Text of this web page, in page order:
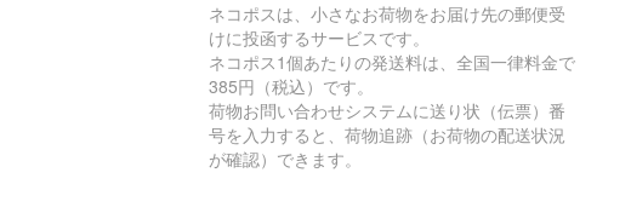
ネコポスは、小さなお荷物をお届け先の郵便受
けに投函するサービスです。
ネコポス1個あたりの発送料は、全国一律料金で
385円（税込）です。
荷物お問い合わせシステムに送り状（伝票）番
号を入力すると、荷物追跡（お荷物の配送状況
が確認）できます。